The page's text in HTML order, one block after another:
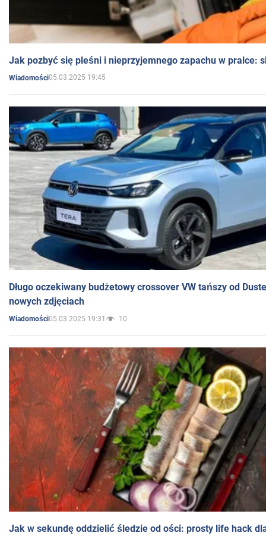
Jak pozbyć się pleśni i nieprzyjemnego zapachu w pralce:
Wiadomości05.03.2025 19:45
Długo oczekiwany budżetowy crossover VW tańszy od
nowych zdjęciach
Wiadomości05.03.2025 19:31 10
Jak w sekundę oddzielić śledzie od ości: prosty life hack